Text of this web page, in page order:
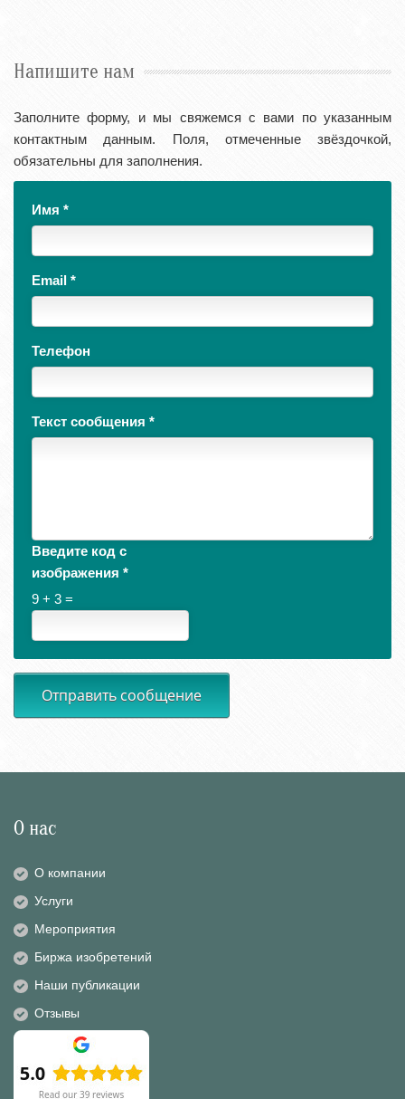
Напишите нам
Заполните форму, и мы свяжемся с вами по указанным
контактным данным. Поля, отмеченные звёздочкой,
обязательны для заполнения.
Имя *
Email *
Телефон
Текст сообщения *
Введите код с
изображения *
9 + 3 =
Отправить сообщение
О нас
О компании
Услуги
Мероприятия
Биржа изобретений
Наши публикации
Отзывы